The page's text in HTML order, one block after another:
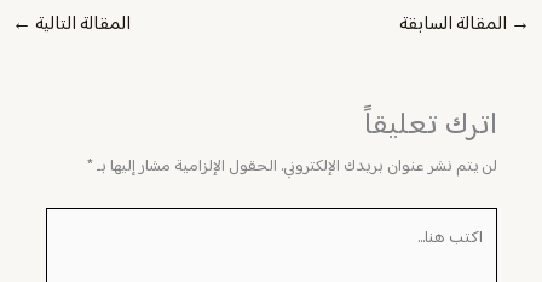
→ المقالة السابقة المقالة التالية ←
اترك تعليقاً
لن يتم نشر عنوان بريدك الإلكتروني. الحقول الإلزامية مشار إليها بـ*